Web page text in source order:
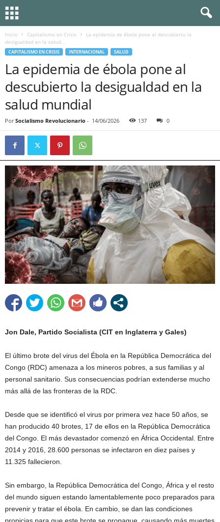
Inicio Capitalismo en Crisis
La epidemia de ébola pone al descubierto la
desigualdad en la salud...
CAPITALISMO EN CRISIS INTERNACIONAL SALUD
La epidemia de ébola pone al
descubierto la desigualdad en la
salud mundial
Por Socialismo Revolucionario - 14/06/2026 137 0
Jon Dale, Partido Socialista (CIT en Inglaterra y Gales)
El último brote del virus del Ébola en la República Democrática del
Congo (RDC) amenaza a los mineros pobres, a sus familias y al
personal sanitario. Sus consecuencias podrían extenderse mucho
más allá de las fronteras de la RDC.
Desde que se identificó el virus por primera vez hace 50 años, se
han producido 40 brotes, 17 de ellos en la República Democrática
del Congo. El más devastador comenzó en África Occidental. Entre
2014 y 2016, 28.600 personas se infectaron en diez países y
11.325 fallecieron.
Sin embargo, la República Democrática del Congo, África y el resto
del mundo siguen estando lamentablemente poco preparados para
prevenir y tratar el ébola. En cambio, se dan las condiciones
propicias para que este brote se propague, causando más muertes